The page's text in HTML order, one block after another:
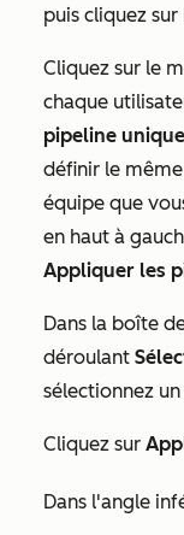
puis cliquez sur
Cliquez sur le
chaque
pipeline unique
définir le
équipe que
en haut à
Appliquer les
Dans la boîte
déroulant
sélectionnez un
Cliquez sur
Dans l'angle